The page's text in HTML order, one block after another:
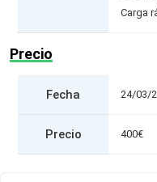
Carga
Precio
Fecha 24/03/
Precio 400€